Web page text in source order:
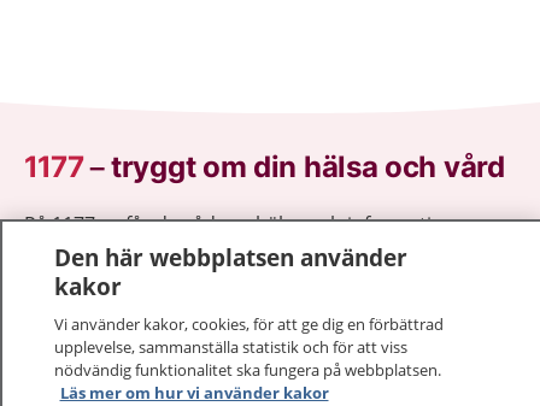
1177–tryggt om din hälsa och vård
På 1177.se får du råd om hälsa och information om
sjukdomar och vilka mottagningar du kan kontakta.
Logga in för att läsa din journal och göra dina
sjukvårdsrådgivning dygnet runt.
1177 ger dig råd när du vill må bättre.
Den här webbplatsen använder
kakor
Vi använder kakor, cookies, för att ge dig en förbättrad
upplevelse, sammanställa statistik och för att viss
nödvändig funktionalitet ska fungera på webbplatsen.
Läs mer om hur vi använder kakor